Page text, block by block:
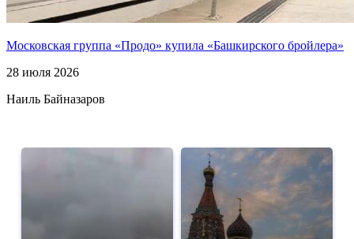
Московская группа «Продо» купила «Башкирского бройлера»
28 июля 2026
Наиль Байназаров